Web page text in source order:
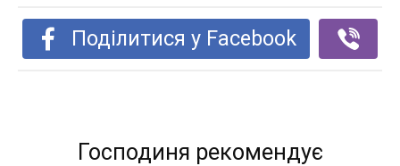
Поділитися у Facebook
Господиня рекомендує